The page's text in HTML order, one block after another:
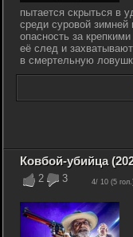
пытается скрыться в
среди суровой зимней
опасность за
её след и
в смертельную
2 3 4/ 10 (5
Ковбой-убийца